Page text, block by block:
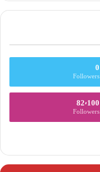
0
Followers
82٬100
Followers